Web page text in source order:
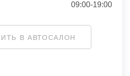
09:00-19:00
В АВТОСАЛОН